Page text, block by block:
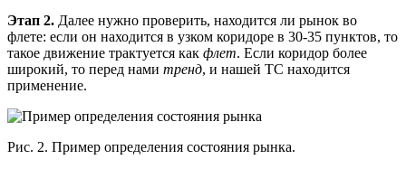
Этап 2. Далее нужно проверить, находится ли рынок во
флете: если он находится в узком коридоре в 30-35 пунктов, то
такое движение трактуется как флет. Если коридор более
широкий, то перед нами тренд, и нашей ТС находится
применение.
Рис. 2. Пример определения состояния рынка.